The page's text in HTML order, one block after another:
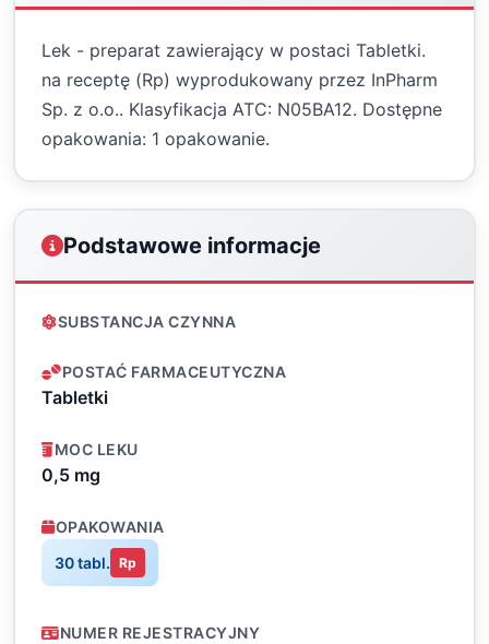
Lek - preparat zawierający w postaci Tabletki.
na receptę (Rp) wyprodukowany przez InPharm
Sp. z o.o.. Klasyfikacja ATC: N05BA12. Dostępne
opakowania: 1 opakowanie.
Podstawowe informacje
SUBSTANCJA CZYNNA
POSTAĆ FARMACEUTYCZNA
Tabletki
MOC LEKU
0,5 mg
OPAKOWANIA
30 tabl. Rp
NUMER REJESTRACYJNY